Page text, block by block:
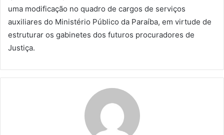
uma modificação no quadro de cargos de serviços
auxiliares do Ministério Público da Paraíba, em virtude de
estruturar os gabinetes dos futuros procuradores de
Justiça.